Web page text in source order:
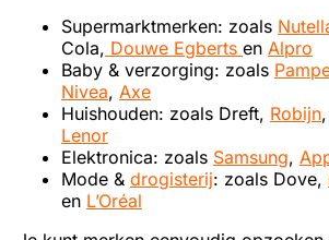
Supermarktmerken: zoals
Cola, Douwe Egberts en Alpro
Baby & verzorging: zoals
Nivea, Axe
Huishouden: zoals Dreft, Robijn
Lenor
Elektronica: zoals Samsung,
Mode & drogisterij: zoals Dove,
en L’Oréal